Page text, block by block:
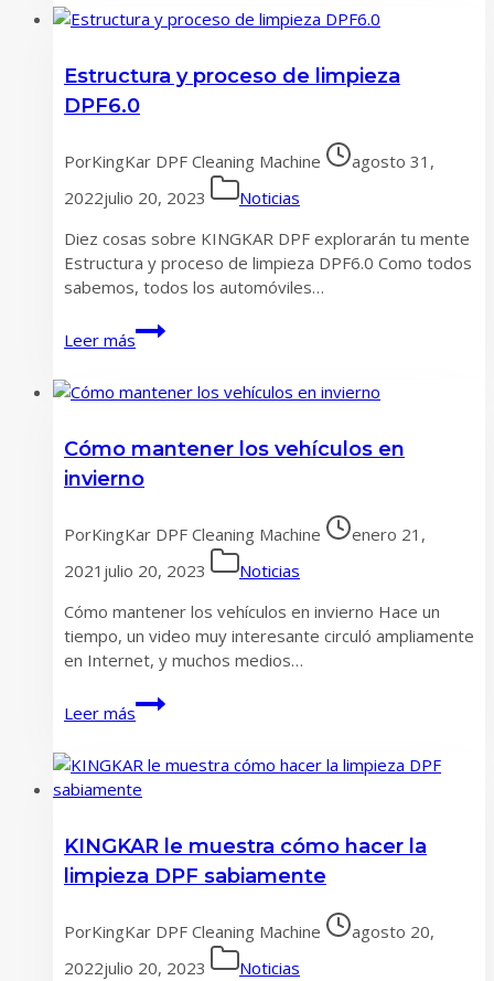
genera
beneficios
Estructura y proceso de limpieza
DPF6.0
PorKingKar DPF Cleaning Machine
agosto 31,
2022julio 20, 2023
Noticias
Diez cosas sobre KINGKAR DPF explorarán tu mente
Estructura y proceso de limpieza DPF6.0 Como todos
sabemos, todos los automóviles…
Leer más
Estructura
y
de
DPF6.0
Cómo mantener los vehículos en
invierno
PorKingKar DPF Cleaning Machine
enero 21,
2021 julio 20, 2023
Noticias
Cómo mantener los vehículos en invierno Hace un
tiempo, un video muy interesante circuló ampliamente
en Internet, y muchos medios…
Leer más
Cómo
mantener
vehículos
en
KINGKAR le muestra cómo hacer la
limpieza DPF sabiamente
PorKingKar DPF Cleaning Machine
agosto 20,
2022julio 20, 2023
Noticias